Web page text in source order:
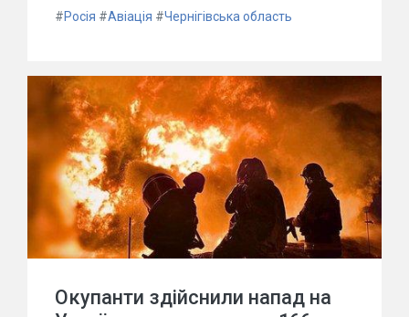
#Росія #Авіація #Чернігівська область
Окупанти здійснили напад на